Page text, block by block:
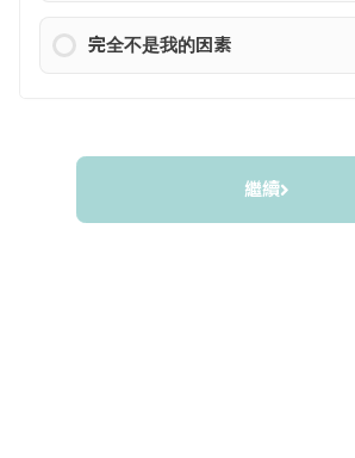
完全不是我的因素
繼續